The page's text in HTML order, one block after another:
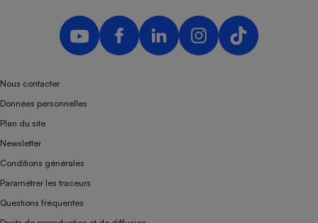
Nous contacter
Données personnelles
Plan du site
Newsletter
Conditions générales
Paramétrer les traceurs
Questions fréquentes